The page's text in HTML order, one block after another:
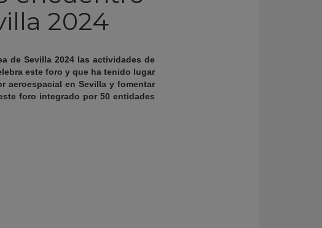
2024
de Sevilla 2024 las actividades de
este foro y que ha tenido lugar
aeroespacial en Sevilla y fomentar
foro integrado por 50 entidades